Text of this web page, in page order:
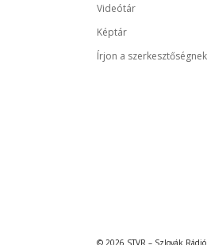
Videótár
Képtár
Írjon a
© 2026 STVR – Szlovák